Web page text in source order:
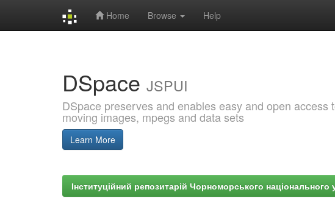
Home Browse Help
DSpace JSPUI
DSpace preserves and enables easy and open
moving images, mpegs and data sets
Learn More
Інституційний репозитарій Чорноморського